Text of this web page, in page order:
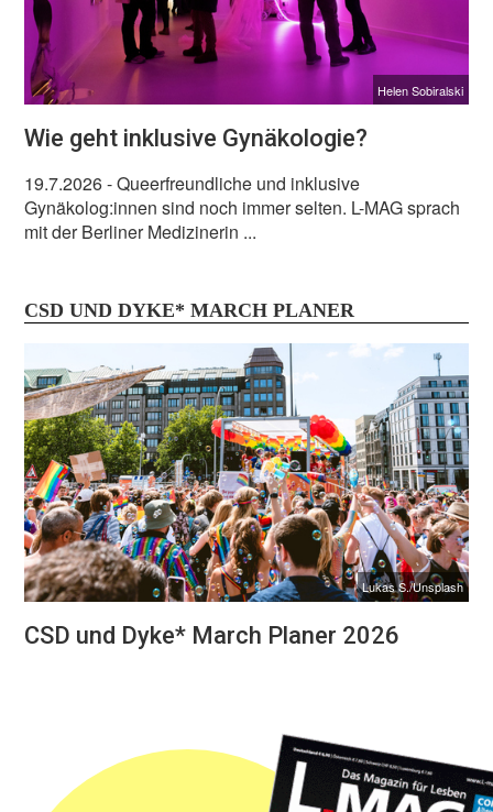
Helen Sobiralski
Wie geht inklusive Gynäkologie?
19.7.2026- Queerfreundliche und inklusive
Gynäkolog:innen sind noch immer selten. L-MAG sprach
mit der Berliner Medizinerin ...
CSD UND DYKE* MARCH PLANER
Lukas S./Unsplash
CSD und Dyke* March Planer 2026